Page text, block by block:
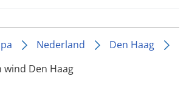
Nederland
Den Haag
Den Haag